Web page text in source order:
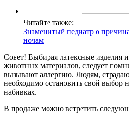
Читайте также:
Знаменитый педиатр о
ночам
Совет! Выбирая латексные изделия
животных материалов, следует
вызывают аллергию. Людям,
необходимо остановить свой выбор
набивках.
В продаже можно встретить